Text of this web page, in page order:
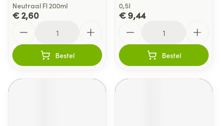
Neutraal Fl 200ml
€ 2,60
Bestel
0,5l
€ 9,44
Bestel